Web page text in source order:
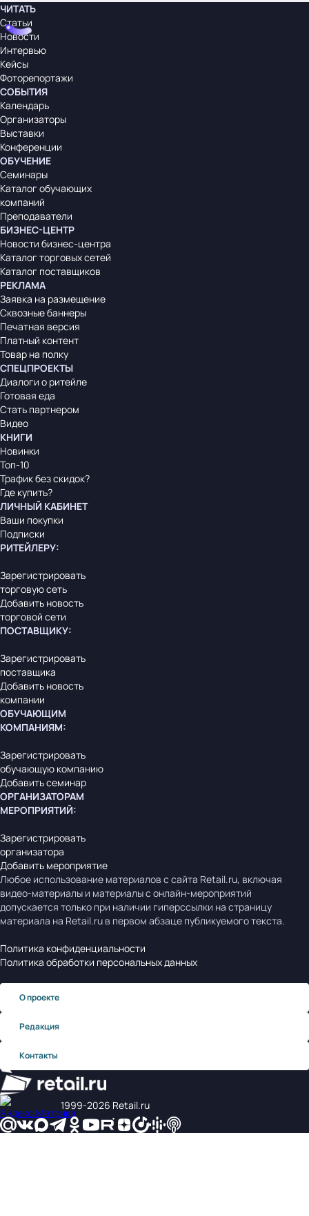
ЧИТАТЬ
Статьи
Новости
Интервью
Кейсы
Фоторепортажи
СОБЫТИЯ
Календарь
Организаторы
Выставки
Конференции
ОБУЧЕНИЕ
Семинары
Каталог обучающих
компаний
Преподаватели
БИЗНЕС-ЦЕНТР
Новости бизнес-центра
Каталог торговых сетей
Каталог поставщиков
РЕКЛАМА
Заявка на размещение
Сквозные баннеры
Печатная версия
Платный контент
Товар на полку
СПЕЦПРОЕКТЫ
Диалоги о ритейле
Готовая еда
Стать партнером
Видео
КНИГИ
Новинки
Топ-10
Трафик без скидок?
Где купить?
ЛИЧНЫЙ КАБИНЕТ
Ваши покупки
Подписки
РИТЕЙЛЕРУ:
Зарегистрировать
торговую сеть
Добавить новость
торговой сети
ПОСТАВЩИКУ:
Зарегистрировать
поставщика
Добавить новость
компании
ОБУЧАЮЩИМ
КОМПАНИЯМ:
Зарегистрировать
обучающую компанию
Добавить семинар
ОРГАНИЗАТОРАМ
МЕРОПРИЯТИЙ:
Зарегистрировать
организатора
Добавить мероприятие
Любое использование материалов с сайта Retail.ru, включая
видео-материалы и материалы с онлайн-мероприятий
допускается только при наличии гиперссылки на страницу
материала на Retail.ru в первом абзаце публикуемого текста.
Политика конфиденциальности
Политика обработки персональных данных
О проекте
Редакция
Контакты
1999‑2026 Retail.ru